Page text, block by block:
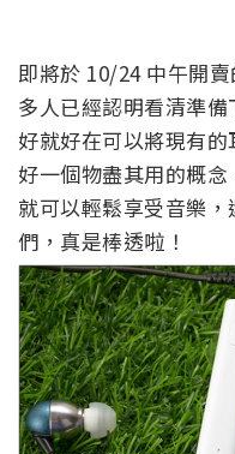
即將於 10/24 中午開
多人已經認明看清準
好就好在可以將現有的
好一個物盡其用的概
就可以輕鬆享受音樂
們，真是棒透啦！